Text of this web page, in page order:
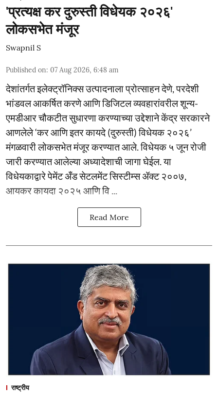
'प्रत्यक्ष कर दुरुस्ती विधेयक २०२६'
लोकसभेत मंजूर
Swapnil S
Published on: 07 Aug 2026, 6:48 am
देशांतर्गत इलेक्ट्रॉनिक्स उत्पादनाला प्रोत्साहन देणे, परदेशी
भांडवल आकर्षित करणे आणि डिजिटल व्यवहारांवरील शून्य-
एमडीआर चौकटीत सुधारणा करण्याच्या उद्देशाने केंद्र सरकारने
आणलेले ‘कर आणि इतर कायदे (दुरुस्ती) विधेयक २०२६’
मंगळवारी लोकसभेत मंजूर करण्यात आले. विधेयक ५ जून रोजी
जारी करण्यात आलेल्या अध्यादेशाची जागा घेईल. या
विधेयकाद्वारे पेमेंट अँड सेटलमेंट सिस्टीम्स ॲक्ट २००७,
आयकर कायदा २०२५ आणि वि ...
Read More
राष्ट्रीय